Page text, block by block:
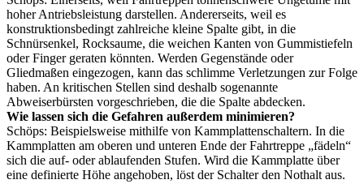
hoher Antriebsleistung darstellen. Andererseits, weil es
konstruktionsbedingt zahlreiche kleine Spalte gibt, in die
Schnürsenkel, Rocksaume, die weichen Kanten von Gummistiefeln
oder Finger geraten könnten. Werden Gegenstände oder
Gliedmaßen eingezogen, kann das schlimme Verletzungen zur Folge
haben. An kritischen Stellen sind deshalb sogenannte
Abweiserbürsten vorgeschrieben, die die Spalte abdecken.
Wie lassen sich die Gefahren außerdem minimieren?
Schöps: Beispielsweise mithilfe von Kammplattenschaltern. In die
Kammplatten am oberen und unteren Ende der Fahrtreppe „fädeln“
sich die auf- oder ablaufenden Stufen. Wird die Kammplatte über
eine definierte Höhe angehoben, löst der Schalter den Nothalt aus.